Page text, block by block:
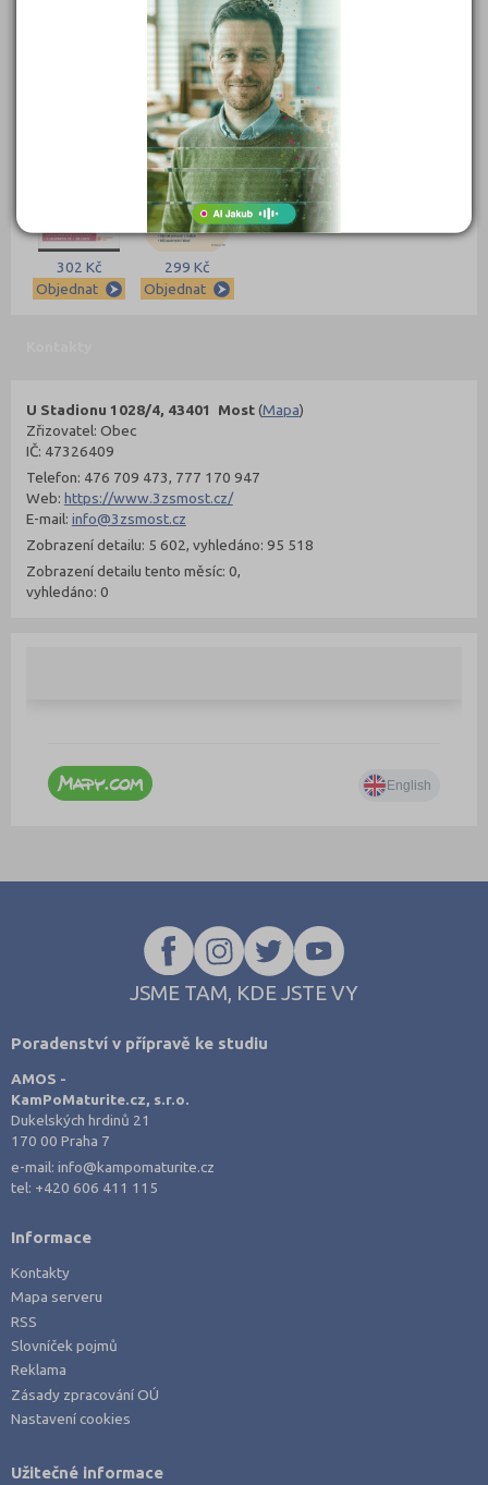
339 Kč
Objednat
339 Kč
Objednat
302 Kč
Objednat
299 Kč
Objednat
U Stadionu 1028/4, 43401 Most(Mapa)
Zřizovatel: Obec
IČ: 47326409
Telefon: 476 709 473, 777 170 947
Web: https://www.3zsmost.cz/
E-mail: info@3zsmost.cz
Zobrazení detailu: 5 602, vyhledáno: 95 518
Zobrazení detailu tento měsíc: 0,
vyhledáno: 0
JSME TAM, KDE JSTE VY
Poradenství v přípravě ke studiu
AMOS -
KamPoMaturite.cz, s.r.o.
Dukelských hrdinů 21
170 00 Praha 7
e-mail:info@kampomaturite.cz
tel: +420 606 411 115
Informace
Kontakty
Mapa serveru
RSS
Slovníček pojmů
Reklama
Zásady zpracování OÚ
Nastavení cookies
Užitečné informace